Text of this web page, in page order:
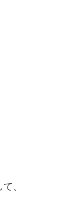
、